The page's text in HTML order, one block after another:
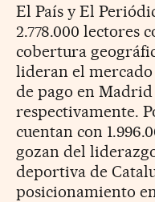
El País y El
2.778.000 lectores
cobertura
lideran el
de pago en
respectivamente.
cuentan con
gozan del
deportiva de
posicionamiento